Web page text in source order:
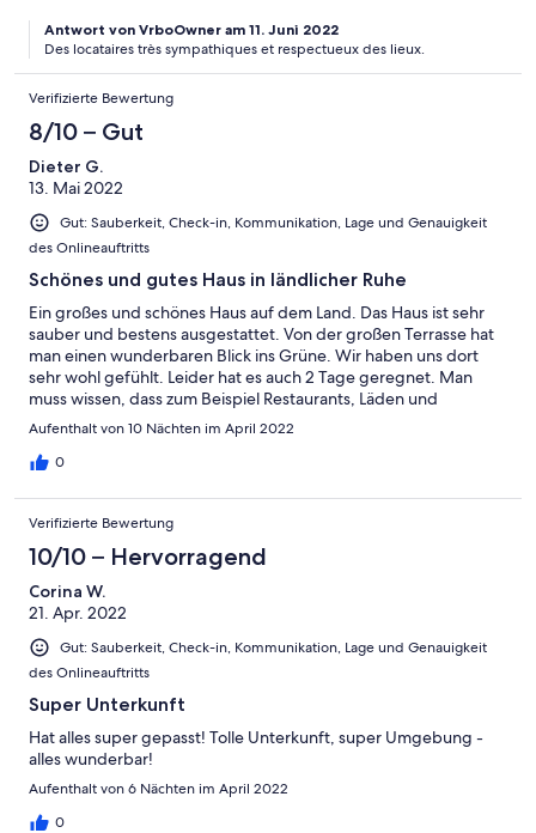
Antwort von VrboOwner am 11. Juni 2022
Des locataires très sympathiques et respectueux des lieux.
Verifizierte Bewertung
8/10 – Gut
Dieter G.
13. Mai 2022
Gut: Sauberkeit, Check-in, Kommunikation, Lage und Genauigkeit
des Onlineauftritts
Schönes und gutes Haus in ländlicher Ruhe
Ein großes und schönes Haus auf dem Land. Das Haus ist sehr
sauber und bestens ausgestattet. Von der großen Terrasse hat
man einen wunderbaren Blick ins Grüne. Wir haben uns dort
sehr wohl gefühlt. Leider hat es auch 2 Tage geregnet. Man
muss wissen, dass zum Beispiel Restaurants, Läden und
Tankstellen 5km entfernt sind. Man muss also das ländliche und
Ruhe mögen (bei uns ist es so!). Die Einfahrt zum Gelände des
Hauses ist ein wenig "Tricky", aber man gewöhnt sich dran.
genossen.
Aufenthalt von 10 Nächten im April 2022
0
Verifizierte Bewertung
10/10 – Hervorragend
Corina W.
21. Apr. 2022
Gut: Sauberkeit, Check-in, Kommunikation, Lage und Genauigkeit
des Onlineauftritts
Super Unterkunft
Hat alles super gepasst! Tolle Unterkunft, super Umgebung -
alles wunderbar!
Aufenthalt von 6 Nächten im April 2022
0